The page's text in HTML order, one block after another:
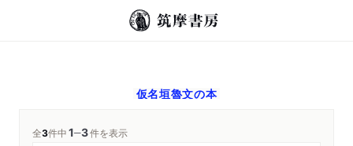
仮名垣魯文の本
全3件中1─3件を表示